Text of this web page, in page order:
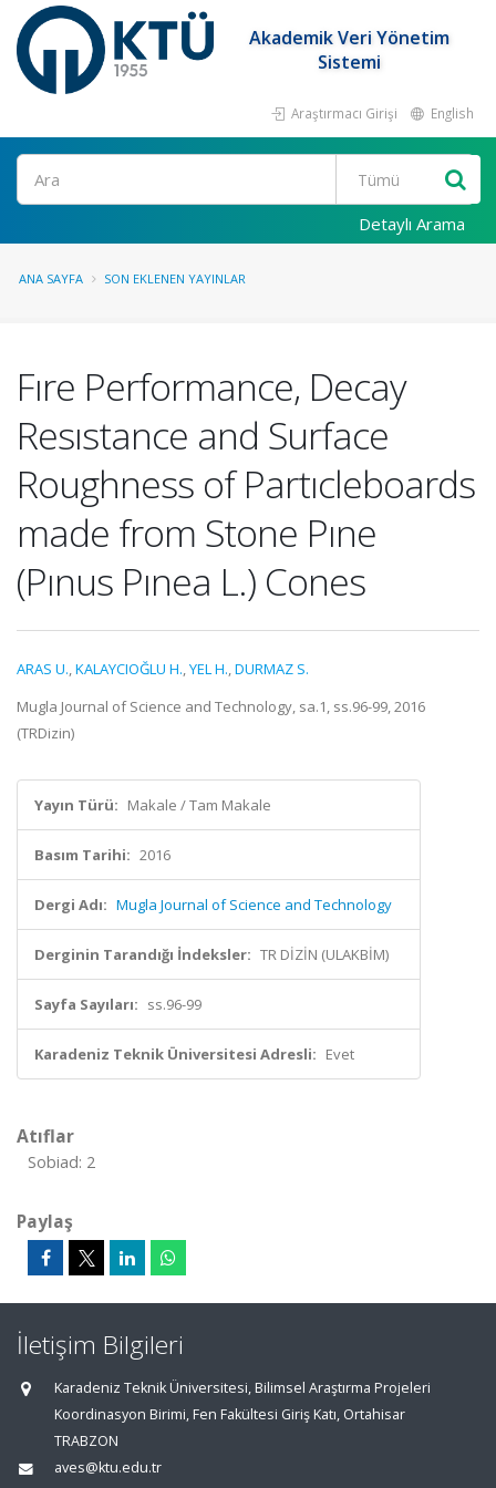
Akademik Veri Yönetim
Sistemi
Araştırmacı Girişi English
Ara
Detaylı Arama
ANA SAYFA SON EKLENEN YAYINLAR
Fıre Performance, Decay
Resıstance and Surface
Roughness of Partıcleboards
made from Stone Pıne
(Pınus Pınea L.) Cones
ARAS U.,KALAYCIOĞLU H.,YEL H.,DURMAZ S.
Mugla Journal of Science and Technology, sa.1, ss.96-99, 2016
(TRDizin)
Yayın Türü: Makale / Tam Makale
Basım Tarihi: 2016
Dergi Adı: Mugla Journal of Science and Technology
Derginin Tarandığı İndeksler: TR DİZİN (ULAKBİM)
Sayfa Sayıları: ss.96-99
Karadeniz Teknik Üniversitesi Adresli: Evet
Atıflar
Sobiad: 2
Paylaş
İletişim Bilgileri
Karadeniz Teknik Üniversitesi, Bilimsel Araştırma Projeleri
Koordinasyon Birimi, Fen Fakültesi Giriş Katı, Ortahisar
TRABZON
aves@ktu.edu.tr